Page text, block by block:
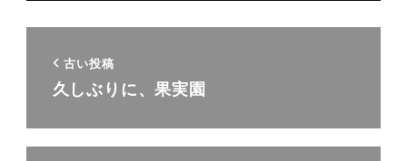
古い投稿
久しぶりに、果実園